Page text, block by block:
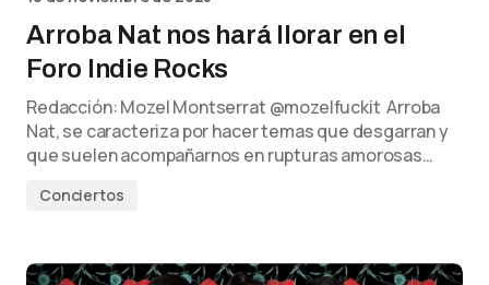
Arroba Nat nos hará llorar en el
Foro Indie Rocks
Redacción: Mozel Montserrat @mozelfuckit Arroba
Nat, se caracteriza por hacer temas que desgarran y
que suelen acompañarnos en rupturas amorosas…
Conciertos